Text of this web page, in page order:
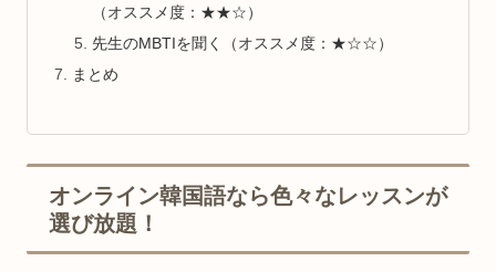
（オススメ度：★★☆）
先生のMBTIを聞く（オススメ度：★☆☆）
まとめ
オンライン韓国語なら色々なレッスンが
選び放題！